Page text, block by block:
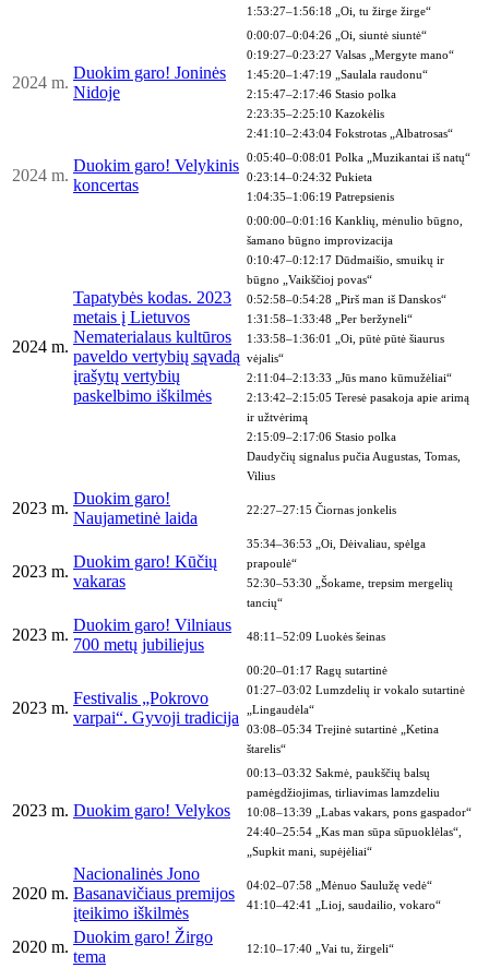
1:53:27–1:56:18 „Oi, tu žirge žirge“
2024 m.
Duokim garo! Joninės
Nidoje
0:00:07–0:04:26 „Oi, siuntė siuntė“
0:19:27–0:23:27 Valsas „Mergyte mano“
1:45:20–1:47:19 „Saulala raudonu“
2:15:47–2:17:46 Stasio polka
2:23:35–2:25:10 Kazokėlis
2:41:10–2:43:04 Fokstrotas „Albatrosas“
2024 m.
Duokim garo! Velykinis
koncertas
0:05:40–0:08:01 Polka „Muzikantai iš natų“
0:23:14–0:24:32 Pukieta
1:04:35–1:06:19 Patrepsienis
2024 m.
Tapatybės kodas. 2023
metais į Lietuvos
Nematerialaus kultūros
paveldo vertybių sąvadą
įrašytų vertybių
paskelbimo iškilmės
0:00:00–0:01:16 Kanklių, mėnulio būgno,
šamano būgno improvizacija
0:10:47–0:12:17 Dūdmaišio, smuikų ir
būgno „Vaikščioj povas“
0:52:58–0:54:28 „Pirš man iš Danskos“
1:31:58–1:33:48 „Per beržyneli“
1:33:58–1:36:01 „Oi, pūtė pūtė šiaurus
vėjalis“
2:11:04–2:13:33 „Jūs mano kūmužėliai“
2:13:42–2:15:05 Teresė pasakoja apie arimą
ir užtvėrimą
2:15:09–2:17:06 Stasio polka
Daudyčių signalus pučia Augustas, Tomas,
Vilius
2023 m.
Duokim garo!
Naujametinė laida
22:27–27:15 Čiornas jonkelis
2023 m.
Duokim garo! Kūčių
vakaras
35:34–36:53 „Oi, Dėivaliau, spėlga
prapoulė“
52:30–53:30 „Šokame, trepsim mergelių
tancių“
2023 m.
Duokim garo! Vilniaus
700 metų jubiliejus
48:11–52:09 Luokės šeinas
2023 m.
Festivalis „Pokrovo
varpai“. Gyvoji tradicija
00:20–01:17 Ragų sutartinė
01:27–03:02 Lumzdelių ir vokalo sutartinė
„Lingaudėla“
03:08–05:34 Trejinė sutartinė „Ketina
štarelis“
2023 m. Duokim garo! Velykos
00:13–03:32 Sakmė, paukščių balsų
pamėgdžiojimas, tirliavimas lamzdeliu
10:08–13:39 „Labas vakars, pons gaspador“
24:40–25:54 „Kas man sūpa sūpuoklėlas“,
„Supkit mani, supėjėliai“
2020 m.
Nacionalinės Jono
Basanavičiaus premijos
įteikimo iškilmės
04:02–07:58 „Mėnuo Saulužę vedė“
41:10–42:41 „Lioj, saudailio, vokaro“
2020 m.
Duokim garo! Žirgo
tema
12:10–17:40 „Vai tu, žirgeli“